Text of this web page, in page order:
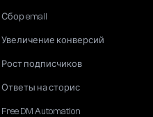
Сбор email
Увеличение конверсий
Рост подписчиков
Ответы на сторис
Free DM Automation